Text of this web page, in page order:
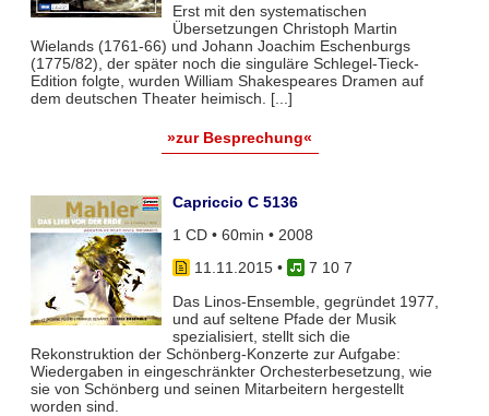
Erst mit den systematischen
Übersetzungen Christoph Martin
Wielands (1761-66) und Johann Joachim Eschenburgs
(1775/82), der später noch die singuläre Schlegel-Tieck-
Edition folgte, wurden William Shakespeares Dramen auf
dem deutschen Theater heimisch. [...]
»zur Besprechung«
Capriccio C 5136
1 CD • 60min • 2008
11.11.2015•
7 10 7
Das Linos-Ensemble, gegründet 1977,
und auf seltene Pfade der Musik
spezialisiert, stellt sich die
Rekonstruktion der Schönberg-Konzerte zur Aufgabe:
Wiedergaben in eingeschränkter Orchesterbesetzung, wie
sie von Schönberg und seinen Mitarbeitern hergestellt
worden sind.